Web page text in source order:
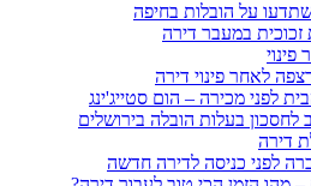
זכוכית במעבר דירה
לאחר פינוי דירה
לפני מכירה – הום סטייג'ינג
לחסכון בעלות הובלה בירושלים
דירה
לפני כניסה לדירה חדשה